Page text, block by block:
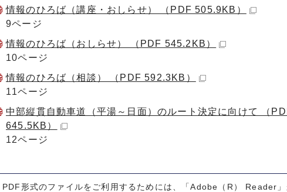
情報のひろば（講座・おしらせ） （PDF 505.9KB）
9ページ
情報のひろば（おしらせ） （PDF 545.2KB）
10ページ
情報のひろば（相談） （PDF 592.3KB）
11ページ
中部縦貫自動車道（平湯～日面）のルート決定に向けて （
645.5KB）
12ページ
PDF形式のファイルをご利用するためには、「Adobe（R） Reader